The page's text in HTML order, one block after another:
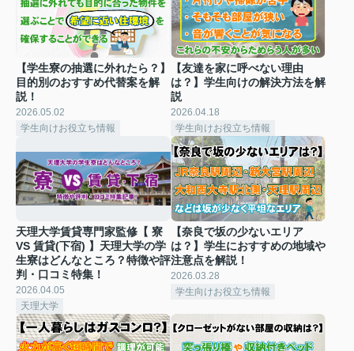
【学生寮の抽選に外れたら？】
目的別のおすすめ代替案を解
説！
2026.05.02
学生向けお役立ち情報
【友達を家に呼べない理由
は？】学生向けの解決方法を解
説
2026.04.18
学生向けお役立ち情報
天理大学賃貸専門家監修【 寮
VS 賃貸(下宿) 】天理大学の学
生寮はどんなところ？特徴や評
判・口コミ特集！
2026.04.05
天理大学
【奈良で坂の少ないエリア
は？】学生におすすめの地域や
注意点を解説！
2026.03.28
学生向けお役立ち情報